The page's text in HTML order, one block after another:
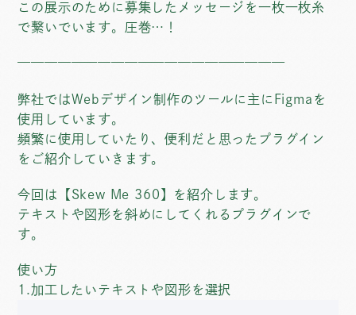
この展示のために募集したメッセージを一枚一枚糸
で繋いでいます。圧巻…！
————————————————————
弊社ではWebデザイン制作のツールに主にFigmaを
使用しています。
頻繁に使用していたり、便利だと思ったプラグイン
をご紹介していきます。
今回は【Skew Me 360】を紹介します。
テキストや図形を斜めにしてくれるプラグインで
す。
使い方
1.加工したいテキストや図形を選択